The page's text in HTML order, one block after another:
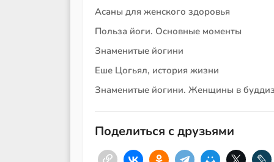
Асаны для женского здоровья
Польза йоги. Основные моменты
Знаменитые йогини
Еше Цогьял, история жизни
Знаменитые йогини. Женщины в
Поделиться с друзьями